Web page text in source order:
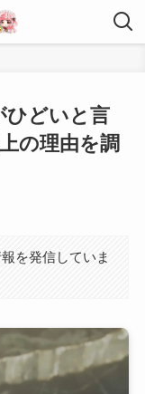
ひどいと言
の理由を調
を発信していま